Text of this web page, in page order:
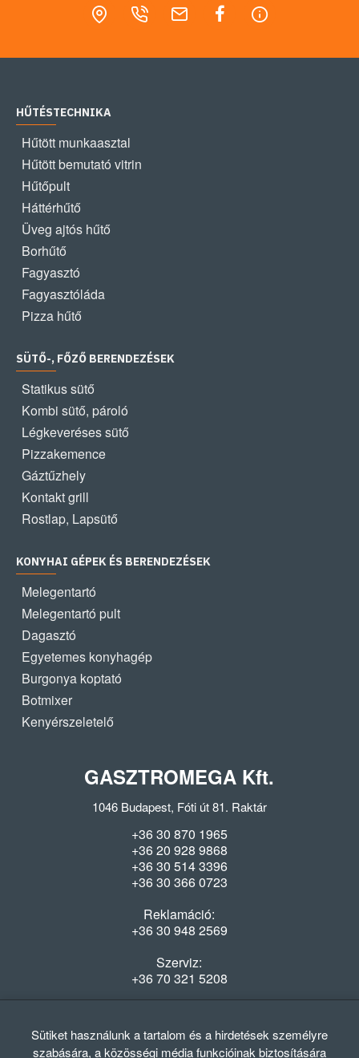
HŰTÉSTECHNIKA
Hűtött munkaasztal
Hűtött bemutató vitrin
Hűtőpult
Háttérhűtő
Üveg ajtós hűtő
Borhűtő
Fagyasztó
Fagyasztóláda
Pizza hűtő
SÜTŐ-, FŐZŐ BERENDEZÉSEK
Statikus sütő
Kombi sütő, pároló
Légkeveréses sütő
Pizzakemence
Gáztűzhely
Kontakt grill
Rostlap, Lapsütő
KONYHAI GÉPEK ÉS BERENDEZÉSEK
Melegentartó
Melegentartó pult
Dagasztó
Egyetemes konyhagép
Burgonya koptató
Botmixer
Kenyérszeletelő
GASZTROMEGA Kft.
1046 Budapest, Fóti út 81. Raktár
+36 30 870 1965
+36 20 928 9868
+36 30 514 3396
+36 30 366 0723
Reklamáció:
+36 30 948 2569
Szerviz:
+36 70 321 5208
Hétfő-Péntek: 08:00-16:30
Sütiket használunk a tartalom és a hirdetések személyre
szabására, a közösségi média funkcióinak biztosítására